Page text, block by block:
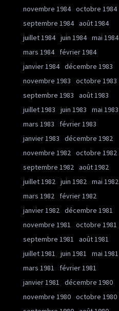
novembre 1984 octobre 1984
septembre 1984 août 1984
juillet 1984 juin 1984 mai 1984
mars 1984
février 1984
janvier 1984 décembre 1983
novembre 1983
octobre 1983
septembre 1983
août 1983
juillet 1983
juin 1983
mai 1983
mars 1983
février 1983
janvier 1983
décembre 1982
novembre 1982 octobre 1982
septembre 1982 août 1982
juillet 1982 juin 1982 mai 1982
mars 1982
février 1982
janvier 1982 décembre 1981
novembre 1981
octobre 1981
septembre 1981
août 1981
juillet 1981
juin 1981
mai 1981
mars 1981
février 1981
janvier 1981
décembre 1980
novembre 1980 octobre 1980